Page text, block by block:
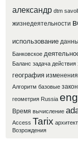
александр dtm
жизнедеятельности
использование
Банковское
Баланс задача действия
география изменения
Алгоритм базовые
геометрия Russia
Время вычисление
Access Tarix
Возрождения